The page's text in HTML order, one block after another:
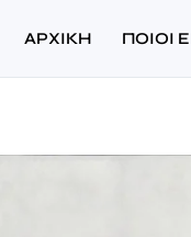
ΑΡΧΙΚΗ ΠΟΙΟΙ